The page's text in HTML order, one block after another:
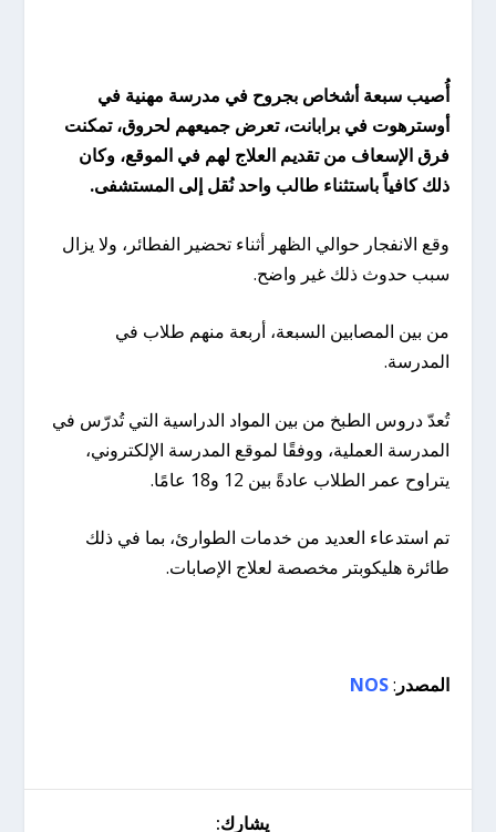
أُصيب سبعة أشخاص بجروح في مدرسة مهنية في
أوسترهوت في برابانت، تعرض جميعهم لحروق، تمكنت
فرق الإسعاف من تقديم العلاج لهم في الموقع، وكان
ذلك كافياً باستثناء طالب واحد نُقل إلى المستشفى.
وقع الانفجار حوالي الظهر أثناء تحضير الفطائر، ولا يزال
سبب حدوث ذلك غير واضح.
من بين المصابين السبعة، أربعة منهم طلاب في
المدرسة.
تُعدّ دروس الطبخ من بين المواد الدراسية التي تُدرّس في
المدرسة العملية، ووفقًا لموقع المدرسة الإلكتروني،
يتراوح عمر الطلاب عادةً بين 12 و18 عامًا.
تم استدعاء العديد من خدمات الطوارئ، بما في ذلك
طائرة هليكوبتر مخصصة لعلاج الإصابات.
المصدر :
NOS
يشارك: